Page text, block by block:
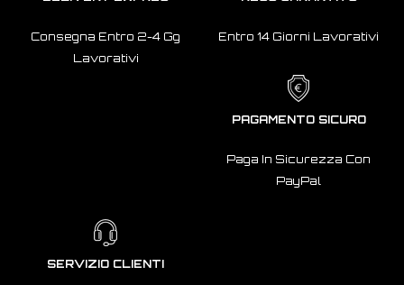
Consegna Entro 2-4 Gg
Lavorativi
Entro 14 Giorni Lavorativi
PAGAMENTO SICURO
Paga In Sicurezza Con
PayPal
SERVIZIO CLIENTI